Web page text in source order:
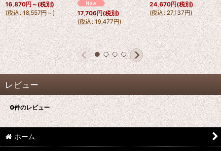
16,870円～(税別)
(税込: 18,557円～) 17,706円(税別)
(税込: 19,477円)
24,670円(税別)
(税込: 27,137円)
レビュー
0件のレビュー
ホーム